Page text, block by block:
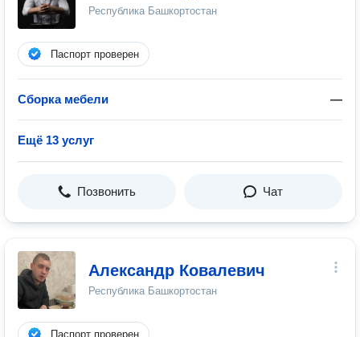
Республика Башкортостан
Паспорт проверен
Сборка мебели —
Ещё 13 услуг
Позвонить Чат
Александр Ковалевич
Республика Башкортостан
Паспорт проверен